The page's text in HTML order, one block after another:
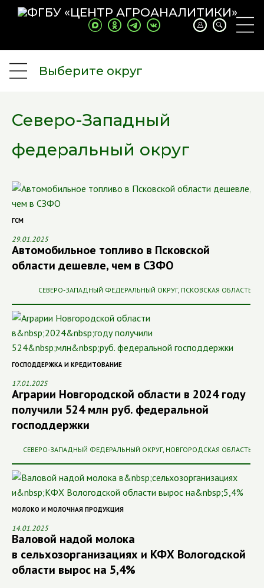
Выберите округ
Северо-Западный
федеральный округ
ГСМ
29.01.2025
Автомобильное топливо в Псковской
области дешевле, чем в СЗФО
СЕВЕРО-ЗАПАДНЫЙ ФЕДЕРАЛЬНЫЙ ОКРУГ, ПСКОВСКАЯ ОБЛАСТЬ
ГОСПОДДЕРЖКА И КРЕДИТОВАНИЕ
17.01.2025
Аграрии Новгородской области в 2024 году
получили 524 млн руб. федеральной
господдержки
СЕВЕРО-ЗАПАДНЫЙ ФЕДЕРАЛЬНЫЙ ОКРУГ, НОВГОРОДСКАЯ ОБЛАСТЬ
МОЛОКО И МОЛОЧНАЯ ПРОДУКЦИЯ
14.01.2025
Валовой надой молока
в сельхозорганизациях и КФХ Вологодской
области вырос на 5,4%